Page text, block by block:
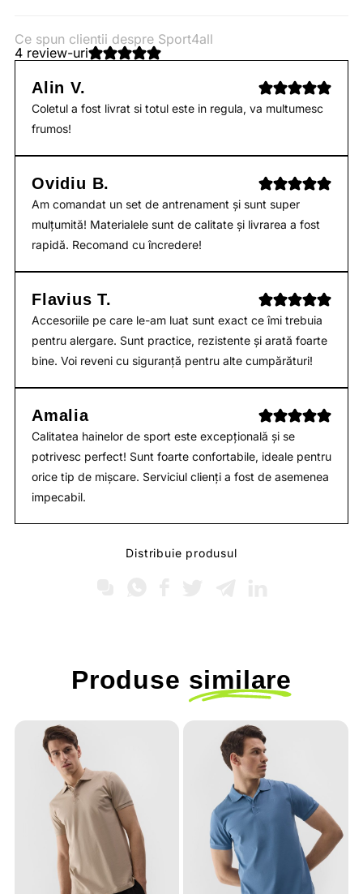
Ce spun clientii despre Sport4all
4 review-uri
Alin V.
Coletul a fost livrat si totul este in regula, va multumesc
frumos!
Ovidiu B.
Am comandat un set de antrenament și sunt super
mulțumită! Materialele sunt de calitate și livrarea a fost
rapidă. Recomand cu încredere!
Flavius T.
Accesoriile pe care le-am luat sunt exact ce îmi trebuia
pentru alergare. Sunt practice, rezistente și arată foarte
bine. Voi reveni cu siguranță pentru alte cumpărături!
Amalia
Calitatea hainelor de sport este excepțională și se
potrivesc perfect! Sunt foarte confortabile, ideale pentru
orice tip de mișcare. Serviciul clienți a fost de asemenea
impecabil.
Distribuie produsul
Produse similare